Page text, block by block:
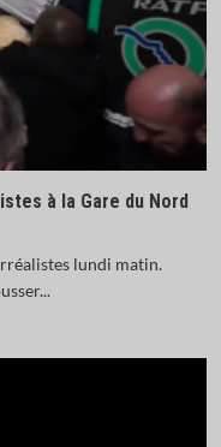
à la Gare du Nord
lundi matin.